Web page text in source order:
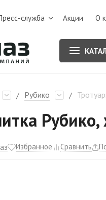
служба Акции О
/ Рубико /
Избранное Сравнить